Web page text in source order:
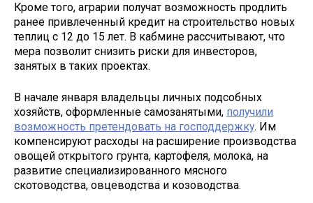
Кроме того, аграрии получат возможность продлить
ранее привлеченный кредит на строительство новых
теплиц с 12 до 15 лет. В кабмине рассчитывают, что
мера позволит снизить риски для инвесторов,
занятых в таких проектах.
В начале января владельцы личных подсобных
хозяйств, оформленные самозанятыми, получили
возможность претендовать на господдержку. Им
компенсируют расходы на расширение производства
овощей открытого грунта, картофеля, молока, на
развитие специализированного мясного
скотоводства, овцеводства и козоводства.